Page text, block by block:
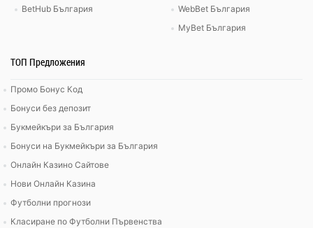
BetHub България
WebBet България
MyBet България
ТОП Предложения
Промо Бонус Код
Бонуси без депозит
Букмейкъри за България
Бонуси на Букмейкъри за България
Онлайн Казино Сайтове
Нови Онлайн Казина
Футболни прогнози
Класиране по Футболни Първенства